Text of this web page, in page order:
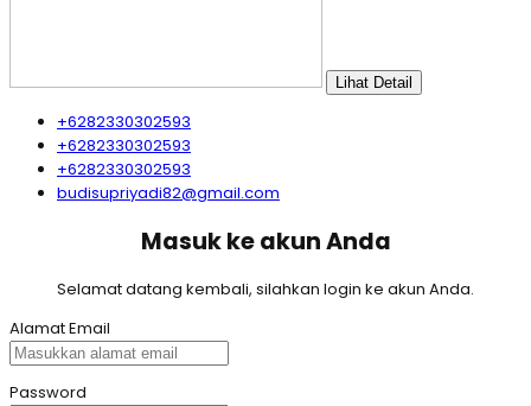
Lihat Detail
+6282330302593
+6282330302593
+6282330302593
budisupriyadi82@gmail.com
Masuk ke akun Anda
Selamat datang kembali, silahkan login ke akun Anda.
Alamat Email
Password